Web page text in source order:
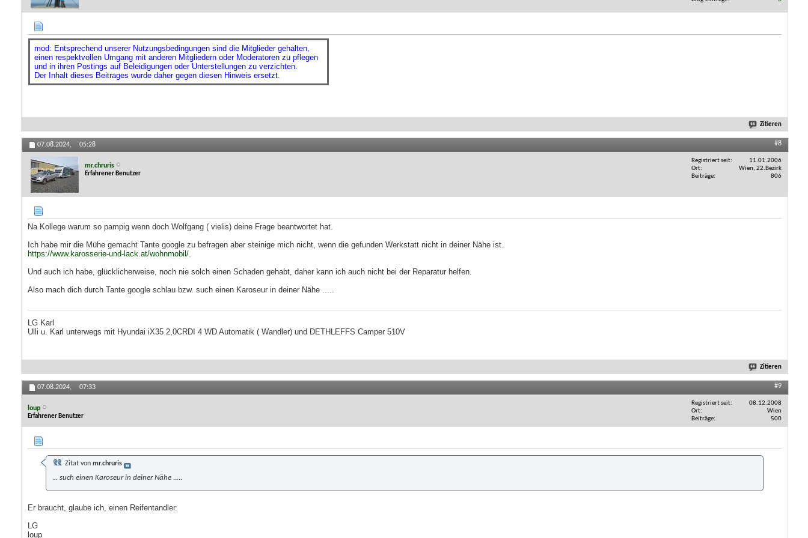
mod: Entsprechend unserer Nutzungsbedingungen sind die Mitglieder gehalten,
einen respektvollen Umgang mit anderen Mitgliedern oder Moderatoren zu pflegen
und in ihren Postings auf Beleidigungen oder Unterstellungen zu verzichten.
Der Inhalt dieses Beitrages wurde daher gegen diesen Hinweis ersetzt.
Zitieren
07.08.2024, 05:28 #8
mr.chruris
Erfahrener Benutzer
Registriert seit
11.01.2006
Ort
Wien, 22.Bezirk
Beiträge
806
Na Kollege warum so pampig wenn doch Wolfgang ( vielis) deine Frage beantwortet hat.
Ich habe mir die Mühe gemacht Tante google zu befragen aber steinige mich nicht, wenn die gefunden Werkstatt nicht in deiner Nähe ist.
https://www.karosserie-und-lack.at/wohnmobil/.
Und auch ich habe, glücklicherweise, noch nie solch einen Schaden gehabt, daher kann ich auch nicht bei der Reparatur helfen.
Also mach dich durch Tante google schlau bzw. such einen Karoseur in deiner Nähe .....
LG Karl
Ulli u. Karl unterwegs mit Hyundai iX35 2,0CRDI 4 WD Automatik ( Wandler) und DETHLEFFS Camper 510V
Zitieren
07.08.2024, 07:33 #9
loup
Erfahrener Benutzer
Registriert seit
08.12.2008
Ort
Wien
Beiträge
500
Zitat von mr.chruris
... such einen Karoseur in deiner Nähe .....
Er braucht, glaube ich, einen Reifentandler.
LG
loup